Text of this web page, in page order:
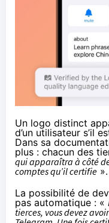
Un logo distinct
d’un utilisateur s’il
Dans sa
plus : chacun des
qui apparaîtra à côté
comptes qu’il certifie ».
La possibilité de
pas automatique : «
tierces, vous devez